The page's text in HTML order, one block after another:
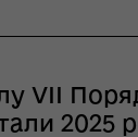
VІІ
2025